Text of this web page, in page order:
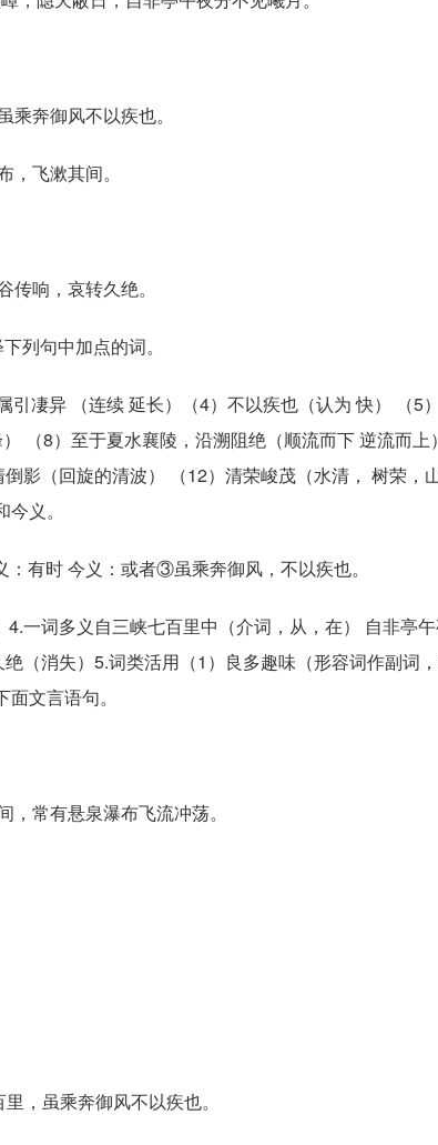
奔御风不以疾也。
飞漱其间。
响，哀转久绝。
列句中加点的词。
引凄异 （连续 延长）（4）不以疾也（认为 快） （5
（8）至于夏水襄陵，沿溯阻绝（顺流而下 逆流而上
影（回旋的清波） （12）清荣峻茂（水清， 树荣，
义。
有时 今义：或者③虽乘奔御风，不以疾也。
一词多义自三峡七百里中（介词，从，在） 自非亭午
（消失）5.词类活用（1）良多趣味（形容词作副词
文言语句。
常有悬泉瀑布飞流冲荡。
，虽乘奔御风不以疾也。